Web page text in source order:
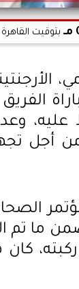
بتوقيت القاهرة
الفريق
عليه،
أجل
ضمن ما